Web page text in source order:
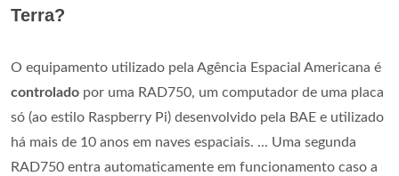
Terra?
O equipamento utilizado pela Agência Espacial Americana é
controlado por uma RAD750, um computador de uma placa
só (ao estilo Raspberry Pi) desenvolvido pela BAE e utilizado
há mais de 10 anos em naves espaciais. ... Uma segunda
RAD750 entra automaticamente em funcionamento caso a